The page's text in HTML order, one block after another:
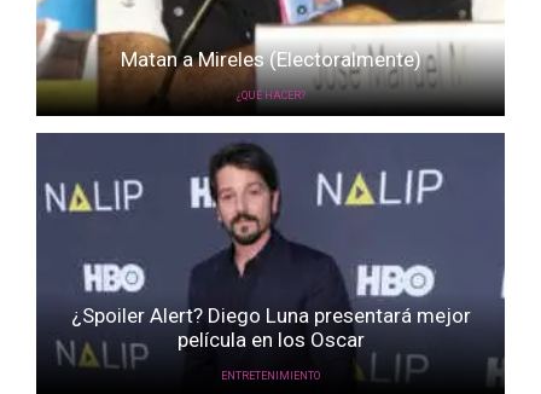
Matan a Mireles (Electoralmente)
¿QUÉ HACER?
¿Spoiler Alert? Diego Luna presentará mejor
película en los Oscar
ENTRETENIMIENTO